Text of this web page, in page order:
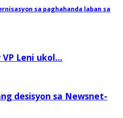
sa paghahanda laban sa
Leni ukol...
desisyon sa Newsnet-